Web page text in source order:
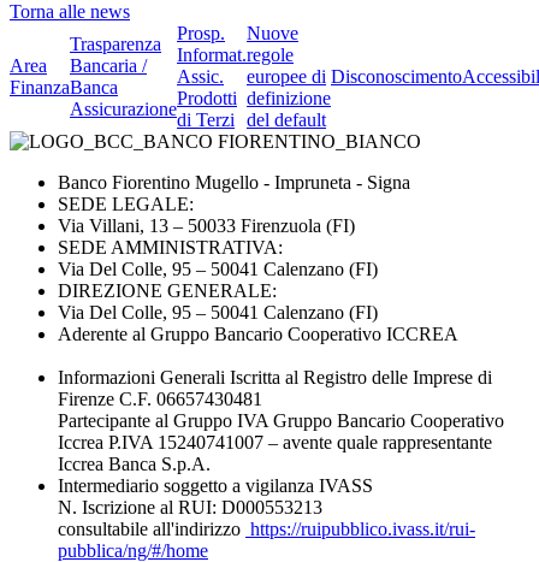
Torna alle news
Area
Finanza
Trasparenza
Bancaria /
Banca
Assicurazione
Prosp.
Informat.
Assic.
Prodotti
di Terzi
Nuove
regole
europee di
definizione
del default
Disconoscimento
Banco Fiorentino Mugello - Impruneta - Signa
SEDE LEGALE:
Via Villani, 13 – 50033 Firenzuola (FI)
SEDE AMMINISTRATIVA:
Via Del Colle, 95 – 50041 Calenzano (FI)
DIREZIONE GENERALE:
Via Del Colle, 95 – 50041 Calenzano (FI)
Aderente al Gruppo Bancario Cooperativo ICCREA
Informazioni Generali Iscritta al Registro delle Imprese di
Firenze C.F. 06657430481
Partecipante al Gruppo IVA Gruppo Bancario Cooperativo
Iccrea P.IVA 15240741007 – avente quale rappresentante
Iccrea Banca S.p.A.
Intermediario soggetto a vigilanza IVASS
N. Iscrizione al RUI: D000553213
consultabile all'indirizzo https://ruipubblico.ivass.it/rui-
pubblica/ng/#/home